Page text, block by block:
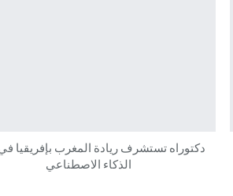
دكتوراه تستشرف ريادة المغرب بإفريقيا
الذكاء الاصطناعي